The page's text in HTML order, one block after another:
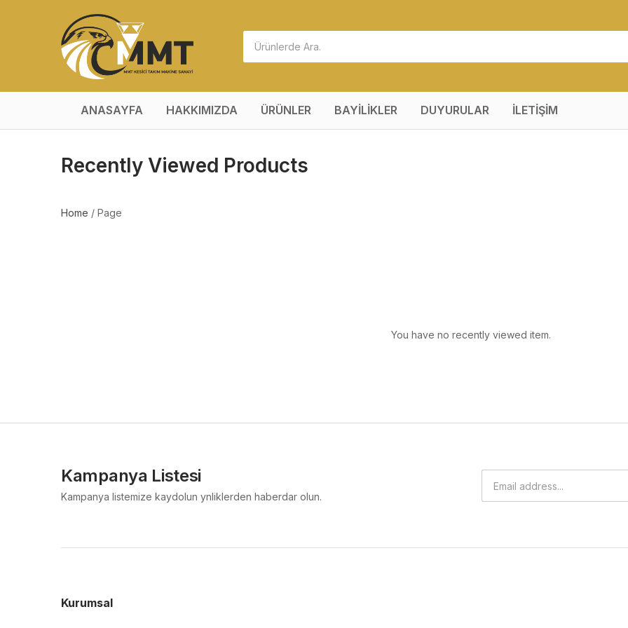
ANASAYFA HAKKIMIZDA ÜRÜNLER BAYİLİKLER DUYURULAR İLETİŞİM
Recently Viewed Products
Home / Page
You have no recently viewed item.
Kampanya Listesi
Kampanya listemize kaydolun ynliklerden haberdar olun.
Kurumsal